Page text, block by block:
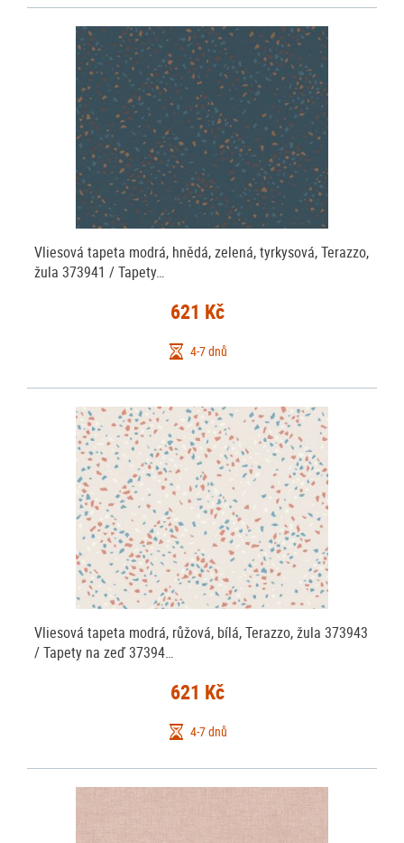
Vliesová tapeta modrá, hnědá, zelená, tyrkysová, Terazzo,
žula 373941 / Tapety…
621 Kč
4-7 dnů
Vliesová tapeta modrá, růžová, bílá, Terazzo, žula 373943
/ Tapety na zeď 37394…
621 Kč
4-7 dnů